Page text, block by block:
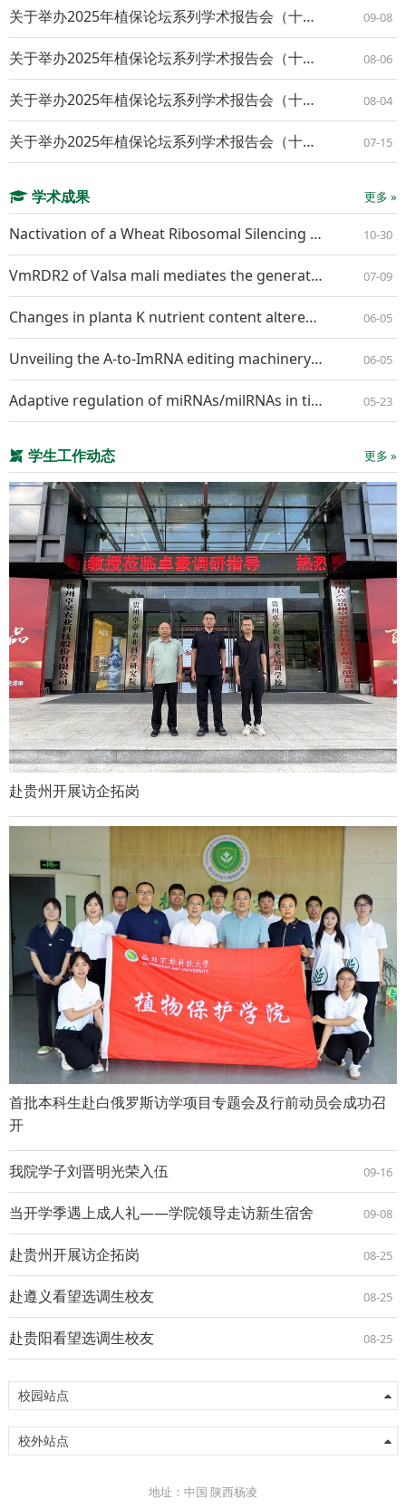
关于举办2025年植保论坛系列学术报告会（十九）的通知 09-08
关于举办2025年植保论坛系列学术报告会（十八）的通知 08-06
关于举办2025年植保论坛系列学术报告会（十七）的通知 08-04
关于举办2025年植保论坛系列学术报告会（十六）的通知 07-15
学术成果 更多 »
Nactivation of a Wheat Ribosomal Silencing Factor Gene TaRsfS Confers Resistance to Both Powdery Mildew and Stripe Rust 10-30
VmRDR2 of Valsa mali mediates the generation of VmR2-siR1 that suppresses apple resistance by RNA interference 07-09
Changes in planta K nutrient content altered the interaction pattern between Nicotiana benthamiana and Alternaria longipes 06-05
Unveiling the A-to-ImRNA editing machineryand its regulation and evolution in fungi 06-05
Adaptive regulation of miRNAs/milRNAs in tissue specific interaction between apple and Valsa mali 05-23
学生工作动态 更多 »
赴贵州开展访企拓岗
首批本科生赴白俄罗斯访学项目专题会及行前动员会成功召
开
我院学子刘晋明光荣入伍 09-16
当开学季遇上成人礼——学院领导走访新生宿舍 09-08
赴贵州开展访企拓岗 08-25
赴遵义看望选调生校友 08-25
赴贵阳看望选调生校友 08-25
校园站点
校外站点
地址：中国 陕西杨凌